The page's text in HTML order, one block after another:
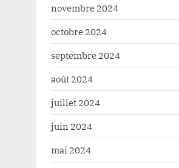
novembre 2024
octobre 2024
septembre 2024
août 2024
juillet 2024
juin 2024
mai 2024